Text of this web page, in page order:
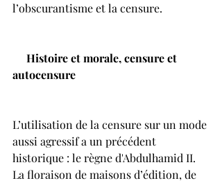
l’obscurantisme et la censure.
    Histoire et morale, censure et
autocensure
L’utilisation de la censure sur un mode
aussi agressif a un précédent
historique : le règne d'Abdulhamid II.
La floraison de maisons d’édition, de